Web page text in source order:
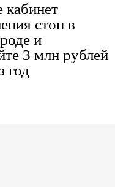
кабинет
стоп в
и
3 млн рублей
год